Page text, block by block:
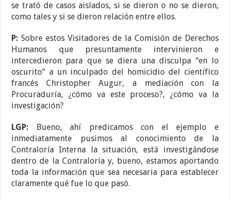
se trató de casos aislados, si se dieron o no se dieron,
como tales y si se dieron relación entre ellos.
P:Sobre estos Visitadores de la Comisión de Derechos
Humanos que presuntamente intervinieron e
intercedieron para que se diera una disculpa “en lo
oscurito” a un inculpado del homicidio del científico
francés Christopher Augur, a mediación con la
Procuraduría, ¿cómo va este proceso?, ¿cómo va la
investigación?
LGP: Bueno, ahí predicamos con el ejemplo e
inmediatamente pusimos al conocimiento de la
Contraloría Interna la situación, está investigándose
dentro de la Contraloría y, bueno, estamos aportando
toda la información que sea necesaria para establecer
claramente qué fue lo que pasó.